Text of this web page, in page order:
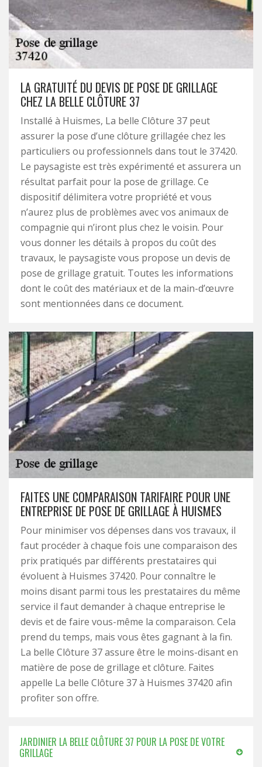
LA GRATUITÉ DU DEVIS DE POSE DE GRILLAGE
CHEZ LA BELLE CLÔTURE 37
Installé à Huismes, La belle Clôture 37 peut
assurer la pose d’une clôture grillagée chez les
particuliers ou professionnels dans tout le 37420.
Le paysagiste est très expérimenté et assurera un
résultat parfait pour la pose de grillage. Ce
dispositif délimitera votre propriété et vous
n’aurez plus de problèmes avec vos animaux de
compagnie qui n’iront plus chez le voisin. Pour
vous donner les détails à propos du coût des
travaux, le paysagiste vous propose un devis de
pose de grillage gratuit. Toutes les informations
dont le coût des matériaux et de la main-d’œuvre
sont mentionnées dans ce document.
FAITES UNE COMPARAISON TARIFAIRE POUR UNE
ENTREPRISE DE POSE DE GRILLAGE À HUISMES
Pour minimiser vos dépenses dans vos travaux, il
faut procéder à chaque fois une comparaison des
prix pratiqués par différents prestataires qui
évoluent à Huismes 37420. Pour connaître le
moins disant parmi tous les prestataires du même
service il faut demander à chaque entreprise le
devis et de faire vous-même la comparaison. Cela
prend du temps, mais vous êtes gagnant à la fin.
La belle Clôture 37 assure être le moins-disant en
matière de pose de grillage et clôture. Faites
appelle La belle Clôture 37 à Huismes 37420 afin
profiter son offre.
JARDINIER LA BELLE CLÔTURE 37 POUR LA POSE DE VOTRE
GRILLAGE